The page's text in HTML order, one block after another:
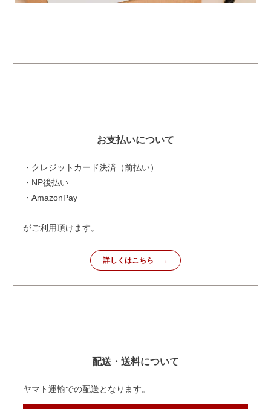
お支払いについて
・クレジットカード決済（前払い）
・NP後払い
・AmazonPay
がご利用頂けます。
詳しくはこちら
配送・送料について
ヤマト運輸での配送となります。